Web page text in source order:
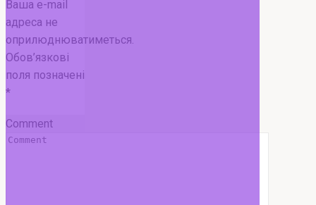
Ваша e-mail
адреса не
оприлюднюватиметься.
Обов’язкові
поля позначені
*
Comment